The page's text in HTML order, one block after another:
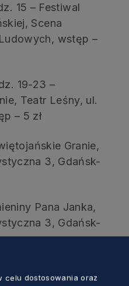
15 – Festiwal
Scena
wstęp –
19-23 –
Teatr Leśny, ul.
– 5 zł
Granie,
3, Gdańsk-
Pana Janka,
3, Gdańsk-
celu dostosowania oraz